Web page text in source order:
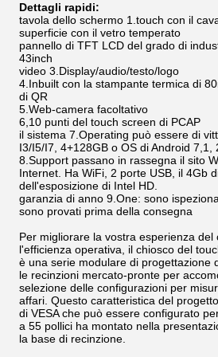
Dettagli rapidi:
tavola dello schermo 1.touch con il
superficie con il vetro temperato
pannello di TFT LCD del grado di
43inch
video 3.Display/audio/testo/logo
4.Inbuilt con la stampante termica di
di QR
5.Web-camera facoltativo
6,10 punti del touch screen di PCAP
il sistema 7.Operating può essere di
I3/I5/I7, 4+128GB o OS di Android 7,1,
8.Support passano in rassegna il sito
Internet. Ha WiFi, 2 porte USB, il 4Gb
dell'esposizione di Intel HD.
garanzia di anno 9.One: sono
sono provati prima della consegna
Per migliorare la vostra esperienza
l'efficienza operativa, il chiosco del
è una serie modulare di progettazione
le recinzioni mercato-pronte per
selezione delle configurazioni per
affari. Questo caratteristica del
di VESA che può essere configurato
a 55 pollici ha montato nella
la base di recinzione.